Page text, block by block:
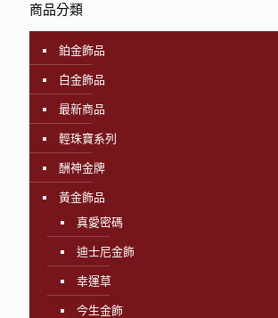
商品分類
鉑金飾品
白金飾品
最新商品
輕珠寶系列
酬神金牌
黃金飾品
真愛密碼
迪士尼金飾
幸運草
今生金飾